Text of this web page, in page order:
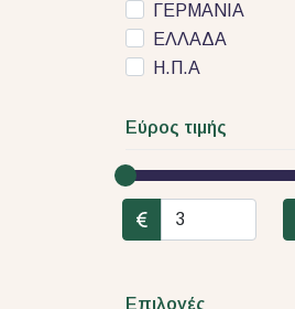
ΓΕΡΜΑΝΙΑ
ΕΛΛΑΔΑ
Η.Π.Α
Εύρος τιμής
Επιλογές